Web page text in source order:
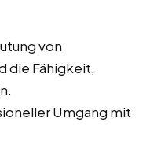
von
die Fähigkeit,
Umgang mit